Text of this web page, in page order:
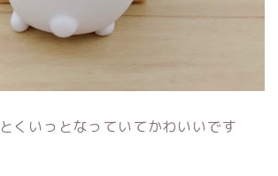
くいっとなっていてかわいいです